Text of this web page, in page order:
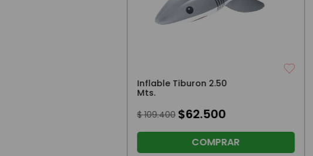
Inflable Tiburon 2.50
Mts.
$ 109.400 $62.500
COMPRAR